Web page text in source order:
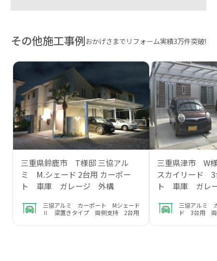
その他施工事例おかげさまでリフォーム実績3万件突破!
三重県鈴鹿市 T様邸 三協アル
ミ M.シェード 2台用 カーポー
ト 車庫 ガレージ 外構
三協アルミ カーポート Mシェード
Ⅱ 梁置きタイプ 両側支持 2台用
三重県津市 W
スカイリード
ト 車庫 ガレ
三協アルミ
ド 3台用 両